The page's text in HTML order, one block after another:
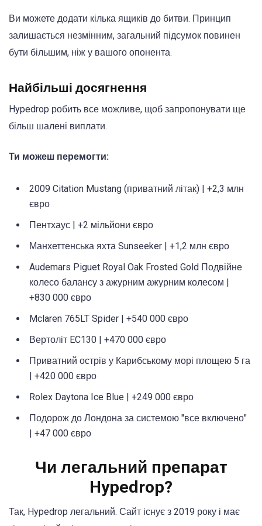
Ви можете додати кілька ящиків до битви. Принцип
залишається незмінним, загальний підсумок повинен
бути більшим, ніж у вашого опонента.
Найбільші досягнення
Hypedrop робить все можливе, щоб запропонувати ще
більш шалені виплати.
Ти можеш перемогти:
2009 Citation Mustang (приватний літак) | +2,3 млн
євро
Пентхаус | +2 мільйони євро
Манхеттенська яхта Sunseeker | +1,2 млн євро
Audemars Piguet Royal Oak Frosted Gold Подвійне
колесо балансу з ажурним ажурним колесом |
+830 000 євро
Mclaren 765LT Spider | +540 000 євро
Вертоліт EC130 | +470 000 євро
Приватний острів у Карибському морі площею 5 га
| +420 000 євро
Rolex Daytona Ice Blue | +249 000 євро
Подорож до Лондона за системою "все включено"
| +47 000 євро
Чи легальний препарат
Hypedrop?
Так, Hypedrop легальний. Сайт існує з 2019 року і має